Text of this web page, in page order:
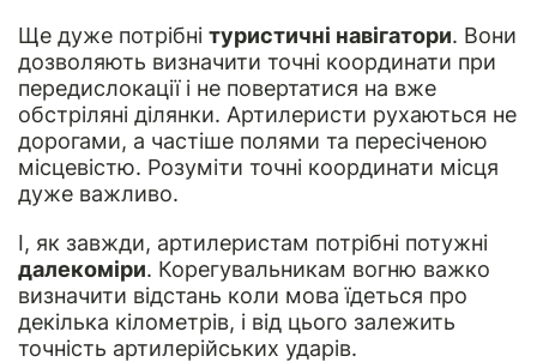
Ще дуже потрібні туристичні навігатори. Вони
дозволяють визначити точні координати при
передислокації і не повертатися на вже
обстріляні ділянки. Артилеристи рухаються не
дорогами, а частіше полями та пересіченою
місцевістю. Розуміти точні координати місця
дуже важливо.
І, як завжди, артилеристам потрібні потужні
далекоміри. Корегувальникам вогню важко
визначити відстань коли мова їдеться про
декілька кілометрів, і від цього залежить
точність артилерійських ударів.